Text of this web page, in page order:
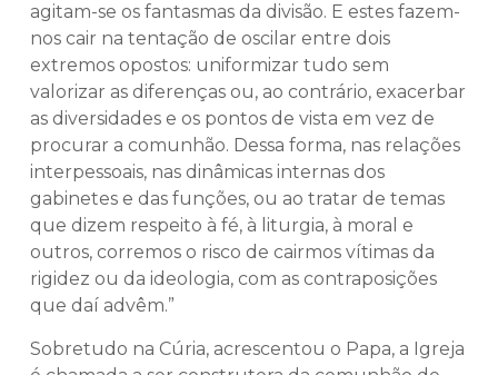
agitam-se os fantasmas da divisão. E estes fazem-
nos cair na tentação de oscilar entre dois
extremos opostos: uniformizar tudo sem
valorizar as diferenças ou, ao contrário, exacerbar
as diversidades e os pontos de vista em vez de
procurar a comunhão. Dessa forma, nas relações
interpessoais, nas dinâmicas internas dos
gabinetes e das funções, ou ao tratar de temas
que dizem respeito à fé, à liturgia, à moral e
outros, corremos o risco de cairmos vítimas da
rigidez ou da ideologia, com as contraposições
que daí advêm.”
Sobretudo na Cúria, acrescentou o Papa, a Igreja